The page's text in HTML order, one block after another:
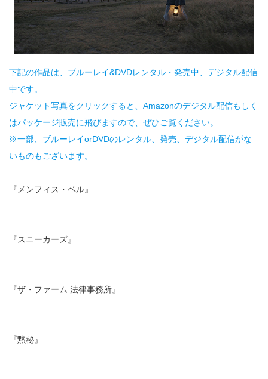
下記の作品は、ブルーレイ&DVDレンタル・発売中、デジタル配信
中です。
ジャケット写真をクリックすると、Amazonのデジタル配信もしく
はパッケージ販売に飛びますので、ぜひご覧ください。
※一部、ブルーレイorDVDのレンタル、発売、デジタル配信がな
いものもございます。
『メンフィス・ベル』
『スニーカーズ』
『ザ・ファーム 法律事務所』
『黙秘』